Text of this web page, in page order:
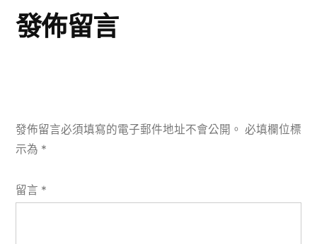
發佈留言
發佈留言必須填寫的電子郵件地址不會公開。 必填欄位標
示為 *
留言 *